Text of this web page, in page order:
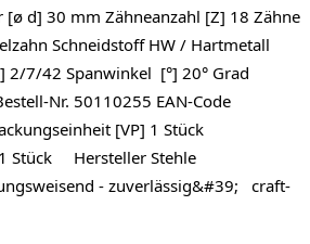
[ø d] 30 mm Zähneanzahl [Z] 18 Zähne
Schneidstoff HW / Hartmetall
2/7/42 Spanwinkel [°] 20° Grad
Nr. 50110255 EAN-Code
[VP] 1 Stück
Stück Hersteller Stehle
- zuverlässig&#39; craft-